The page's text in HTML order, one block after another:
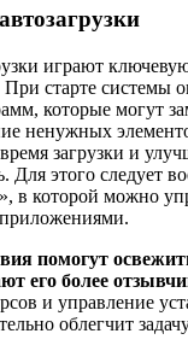
играют
При старте системы
которые могут
ненужных
загрузки и
Для этого следует
в которой можно
помогут
его более
и управление
облегчит